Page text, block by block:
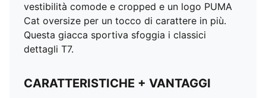
vestibilità comode e cropped e un logo PUMA
Cat oversize per un tocco di carattere in più.
Questa giacca sportiva sfoggia i classici
dettagli T7.
CARATTERISTICHE + VANTAGGI